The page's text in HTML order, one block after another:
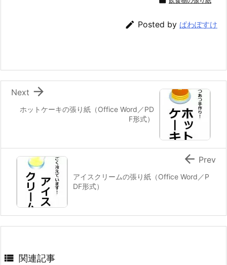
 Posted by ぱわぽすけ
ホットケーキの張り紙（Office Word／PD
F形式）

Next
アイスクリームの張り紙（Office Word／P
DF形式）
 Prev
 関連記事